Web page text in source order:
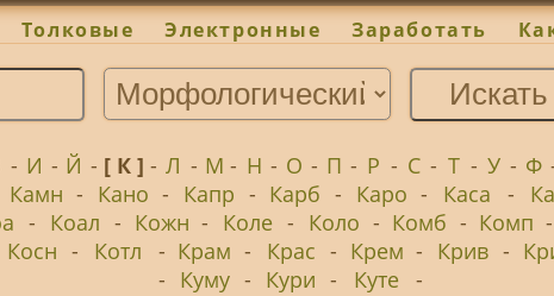
Толковые Электронные Заработать
- И - Й - [ К ]- Л - М - Н - О - П - Р - С - Т - У - Ф
Камн - Кано - Капр - Карб - Каро - Каса -
- Коал - Кожн - Коле - Коло - Комб - Комп -
Косн - Котл - Крам - Крас - Крем - Крив -
- Куму - Кури - Куте
-